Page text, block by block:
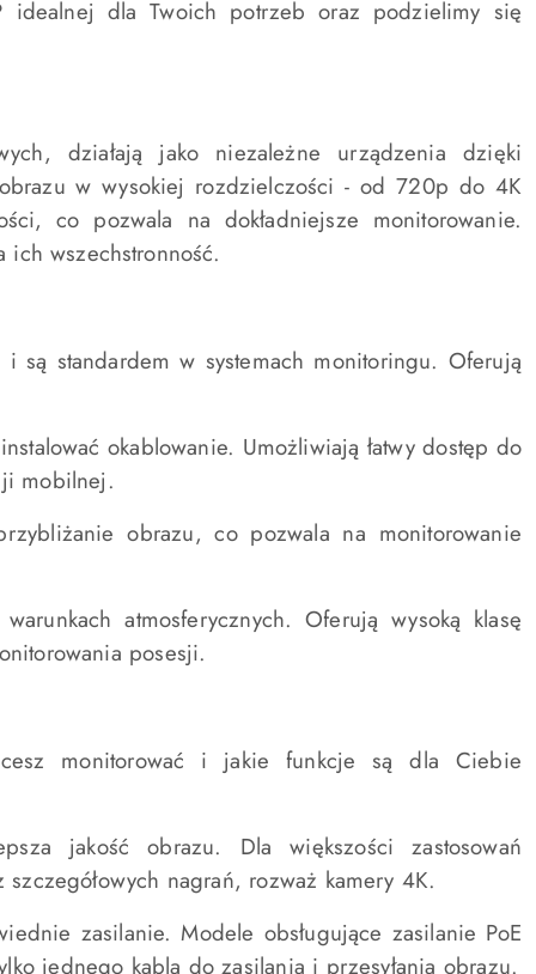
dla Twoich potrzeb oraz podzielimy się
działają jako niezależne urządzenia dzięki
w wysokiej rozdzielczości - od 720p do 4K
co pozwala na dokładniejsze monitorowanie.
ich wszechstronność.
są standardem w systemach monitoringu. Oferują
okablowanie. Umożliwiają łatwy dostęp do
mobilnej.
obrazu, co pozwala na monitorowanie
atmosferycznych. Oferują wysoką klasę
posesji.
monitorować i jakie funkcje są dla Ciebie
jakość obrazu. Dla większości zastosowań
nagrań, rozważ kamery 4K.
zasilanie. Modele obsługujące zasilanie PoE
jednego kabla do zasilania i przesyłania obrazu.